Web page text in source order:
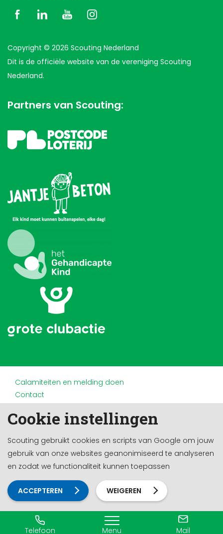
Cookie instellingen
Scouting gebruikt cookies en scripts van Google om jouw
gebruik van onze websites geanonimiseerd te analyseren
en zodat we functionaliteit kunnen toepassen
ACCEPTEREN WEIGEREN
Copyright © 2026 Scouting Nederland
Dit is de officiële website van de vereniging Scouting
Nederland.
Partners van Scouting:
Calamiteiten en melding doen
Contact
Doneren en nalaten
Privacy
Werken bij
Cookie-instellingen
Ontwikkeld door a&m impact
Telefoon Menu Mail